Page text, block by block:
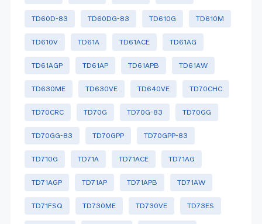
TD60D-83 TD60DG-83 TD610G TD610M
TD610V TD61A TD61ACE TD61AG
TD61AGP TD61AP TD61APB TD61AW
TD630ME TD630VE TD640VE TD70CHC
TD70CRC TD70G TD70G-83 TD70GG
TD70GG-83 TD70GPP TD70GPP-83
TD710G TD71A TD71ACE TD71AG
TD71AGP TD71AP TD71APB TD71AW
TD71FSQ TD730ME TD730VE TD73ES